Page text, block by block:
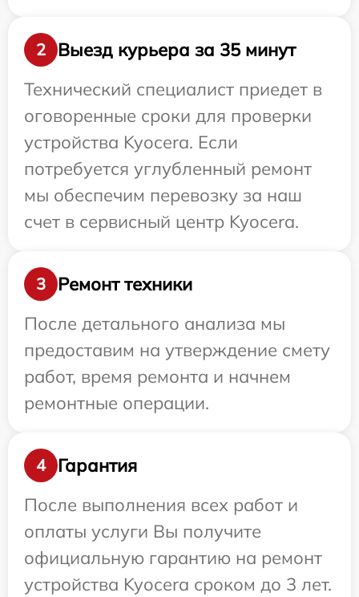
2
Выезд курьера за 35 минут
Технический специалист приедет в
оговоренные сроки для проверки
устройства Kyocera. Если
потребуется углубленный ремонт
мы обеспечим перевозку за наш
счет в сервисный центр Kyocera.
3
Ремонт техники
После детального анализа мы
предоставим на утверждение смету
работ, время ремонта и начнем
ремонтные операции.
4
Гарантия
После выполнения всех работ и
оплаты услуги Вы получите
официальную гарантию на ремонт
устройства Kyocera сроком до 3 лет.